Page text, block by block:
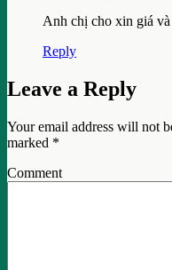
Anh chị cho xin giá
Reply
Leave a Reply
Your email address will not
marked *
Comment